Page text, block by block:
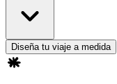
Diseña tu viaje a medida